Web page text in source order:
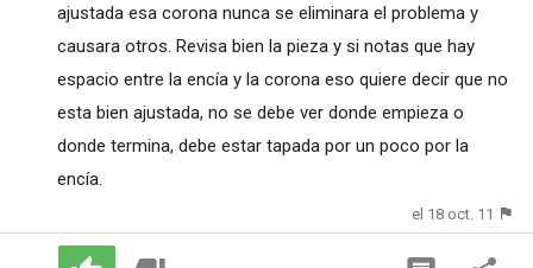
ajustada esa corona nunca se eliminara el problema y
causara otros. Revisa bien la pieza y si notas que hay
espacio entre la encía y la corona eso quiere decir que no
esta bien ajustada, no se debe ver donde empieza o
donde termina, debe estar tapada por un poco por la
encía.
el 18 oct. 11